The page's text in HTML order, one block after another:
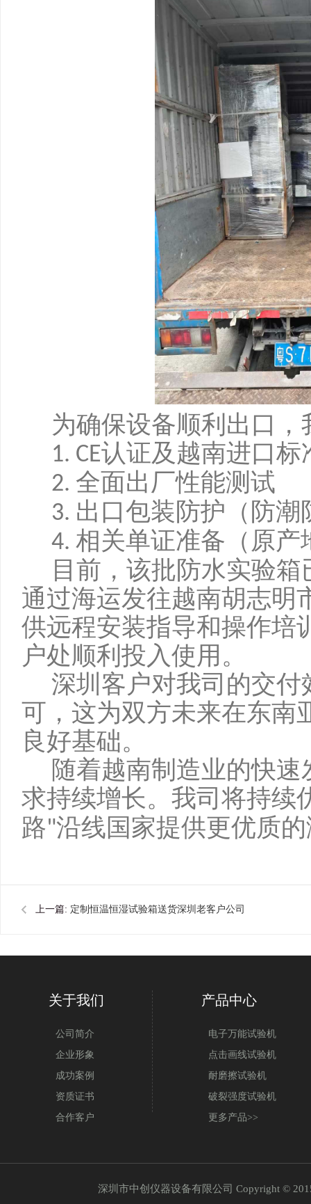
为确保设备顺利出口
1. CE认证及越南进口标
2. 全面出厂性能测试
3. 出口包装防护（防潮
4. 相关单证准备（原
目前，该批防水实验
通过海运发往越南胡志明
供远程安装指导和操作培
户处顺利投入使用。
深圳客户对我司的交
可，这为双方未来在东南
良好基础。
随着越南制造业的快
求持续增长。我司将持续
路"沿线国家提供更优质
上一篇: 定制恒温恒湿试验箱送货深圳老客户公司
关于我们
公司简介
企业形象
成功案例
资质证书
合作客户
产品中心
电子万能试验机
点击画线试验机
耐磨擦试验机
破裂强度试验机
更多产品>>
深圳市中创仪器设备有限公司 Copyright ©